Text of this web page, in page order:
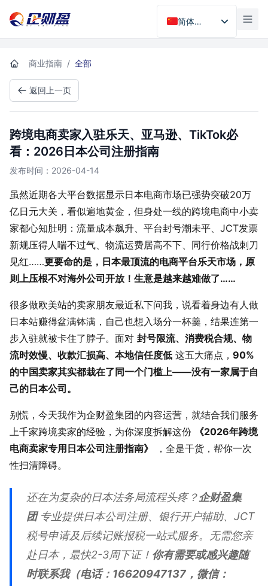
首页 简体中文
商业指南 / 全部
返回上一页
跨境电商卖家入驻乐天、亚马逊、TikTok必
看：2026日本公司注册指南
发布时间：2026-04-14
虽然近期各大平台数据显示日本电商市场已强势突破20万
亿日元大关，看似遍地黄金，但身处一线的跨境电商中小卖
家都心知肚明：流量成本飙升、平台封号潮未平、JCT发票
新规压得人喘不过气、物流运费居高不下、同行价格战刺刀
见红……更要命的是，日本最顶流的电商平台乐天市场，原
则上压根不对海外公司开放！生意是越来越难做了……
很多做欧美站的卖家朋友最近私下问我，说看着身边有人做
日本站赚得盆满钵满，自己也想入场分一杯羹，结果连第一
步入驻就被卡住了脖子。面对 封号限流、消费税合规、物
流时效慢、收款汇损高、本地信任度低 这五大痛点， 90%
的中国卖家其实都栽在了同一个门槛上——没有一家属于自
己的日本公司。
别慌，今天我作为企财盈集团的内容运营，就结合我们服务
上千家跨境卖家的经验，为你深度拆解这份
《2026年跨境
电商卖家专用日本公司注册指南》
，全是干货，帮你一次
性扫清障碍。
还在为复杂的日本法务局流程头疼？企财盈集
团专业提供日本公司注册、银行开户辅助、JCT
税号申请及后续记账报税一站式服务。无需您亲
赴日本，最快2-3周下证！ 你有需要或感兴趣随
时联系我（电话：16620947137，微信：